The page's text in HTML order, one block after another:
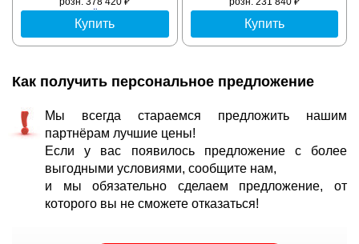
Купить Купить
Как получить персональное предложение
Мы всегда стараемся предложить нашим
партнёрам лучшие цены!
Если у вас появилось предложение с более
выгодными условиями, сообщите нам,
и мы обязательно сделаем предложение, от
которого вы не сможете отказаться!